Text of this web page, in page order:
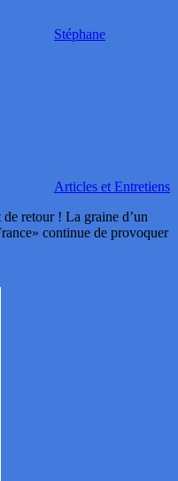
Stéphane
Articles et Entretiens
retour ! La graine d’un
continue de provoquer